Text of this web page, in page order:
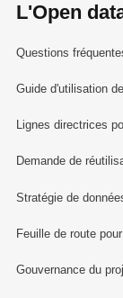
L'Open
Questions
Guide d'utilisation
Lignes directrices
Demande de
Stratégie de
Feuille de route
Gouvernance du